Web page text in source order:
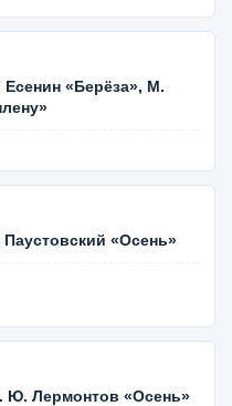
«Берёза», М.
«Осень»
Ю. Лермонтов «Осень»